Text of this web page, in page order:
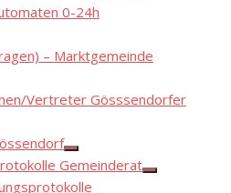
0-24h
– Marktgemeinde
Vertreter Gösssendorfer
Show
sub
menu
Gemeinderat
Show